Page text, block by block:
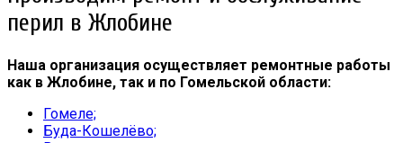
перил в Жлобине
Наша организация осуществляет ремонтные работы
как в Жлобине, так и по Гомельской области:
Гомеле;
Буда-Кошелёво;